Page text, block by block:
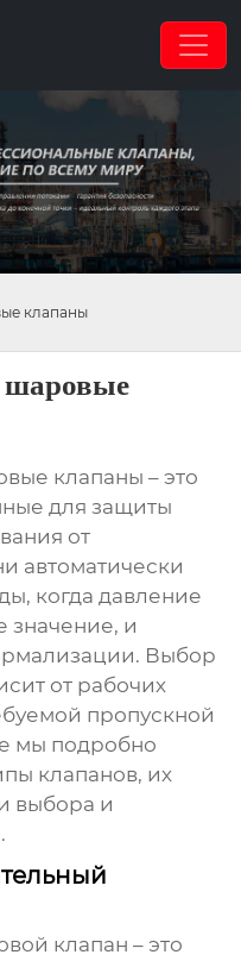
клапаны
шаровые
клапаны – это
для защиты
от
автоматически
когда давление
значение, и
Выбор
от рабочих
пропускной
мы подробно
клапанов, их
выбора и
клапан – это